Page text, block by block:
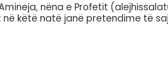
nëna e Profetit
këtë natë janë pretendime të